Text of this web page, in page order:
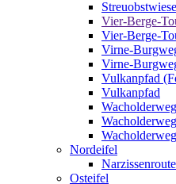
Vier-Berge-
Vier-Berge-
Virne-
Virne-
Vulkanpfad
Vulkanpfad
Wacholderweg
Wacholderweg
Nordeifel
Osteifel